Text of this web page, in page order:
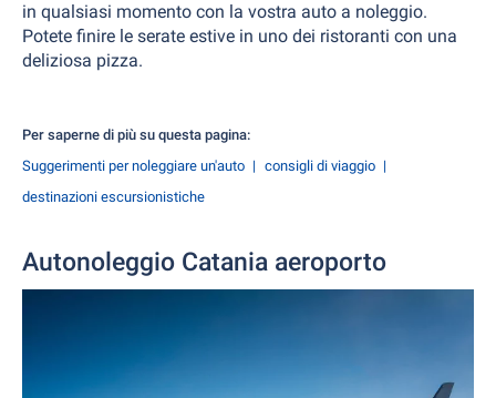
in qualsiasi momento con la vostra auto a noleggio.
Potete finire le serate estive in uno dei ristoranti con una
deliziosa pizza.
Per saperne di più su questa pagina:
Suggerimenti per noleggiare un'auto
consigli di viaggio
destinazioni escursionistiche
Autonoleggio Catania aeroporto